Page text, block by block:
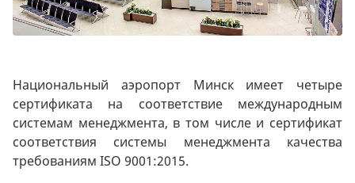
Национальный аэропорт Минск имеет четыре
сертификата на соответствие международным
системам менеджмента, в том числе и сертификат
соответствия системы менеджмента качества
требованиям ISO 9001:2015.